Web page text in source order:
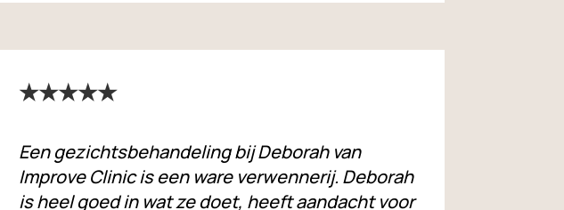
★★★★★
Een gezichtsbehandeling bij Deborah van
Improve Clinic is een ware verwennerij. Deborah
is heel goed in wat ze doet, heeft aandacht voor